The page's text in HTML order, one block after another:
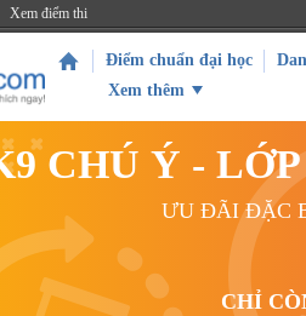
Xem điểm thi
Điểm chuẩn đại học
Xem thêm
CHÚ Ý -
ƯU ĐÃI ĐẶC
CHỈ